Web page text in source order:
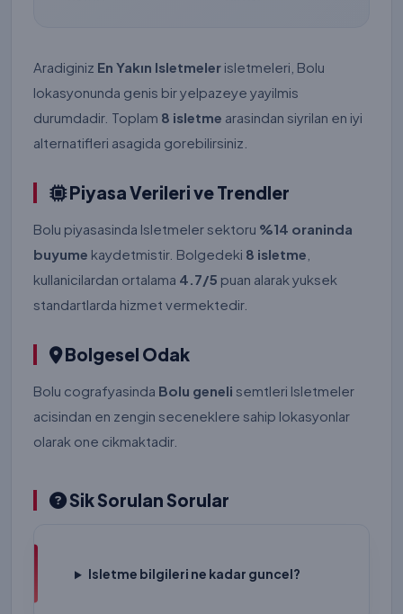
Aradiginiz En Yakın Isletmeler isletmeleri, Bolu
lokasyonunda genis bir yelpazeye yayilmis
durumdadir. Toplam 8 isletme arasindan siyrilan en iyi
alternatifleri asagida gorebilirsiniz.
Piyasa Verileri ve Trendler
Bolu piyasasinda Isletmeler sektoru %14 oraninda
buyume kaydetmistir. Bolgedeki 8 isletme
kullanicilardan ortalama 4.7/5 puan alarak yuksek
standartlarda hizmet vermektedir.
Bolgesel Odak
Bolu cografyasinda Bolu geneli semtleri Isletmeler
acisindan en zengin seceneklere sahip lokasyonlar
olarak one cikmaktadir.
Sik Sorulan Sorular
Isletme bilgileri ne kadar guncel?